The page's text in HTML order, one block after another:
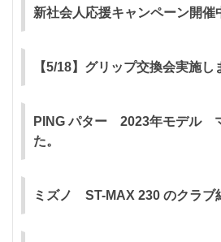
新社会人応援キャンペーン開催
【5/18】グリップ交換会実施し
PING パター 2023年モデル
た。
ミズノ ST-MAX 230 のクラブ